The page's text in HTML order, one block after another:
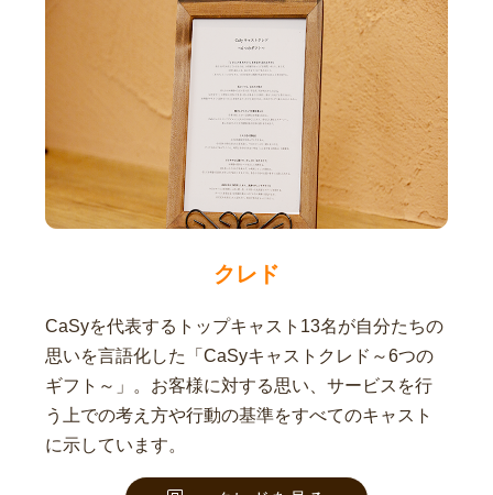
クレド
CaSyを代表するトップキャスト13名が自分たちの
思いを言語化した「CaSyキャストクレド～6つの
ギフト～」。お客様に対する思い、サービスを行
う上での考え方や行動の基準をすべてのキャスト
に示しています。